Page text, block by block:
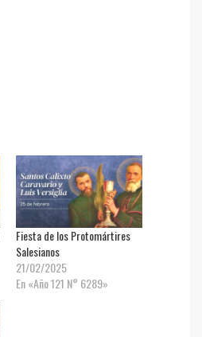
Fiesta de los Protomártires
Salesianos
21/02/2025
En «Año 121 N° 6289»